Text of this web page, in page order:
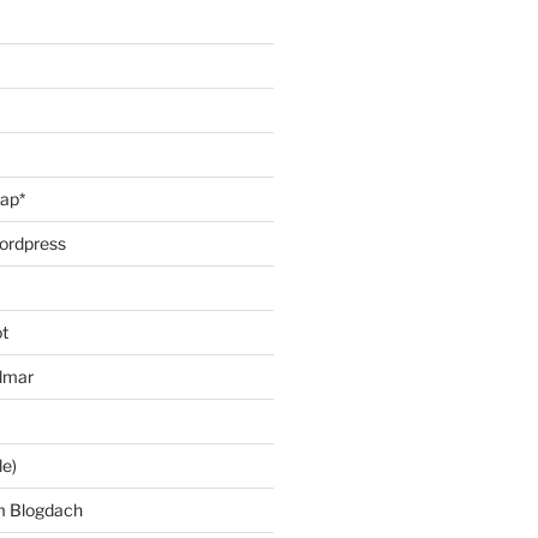
Blogdach